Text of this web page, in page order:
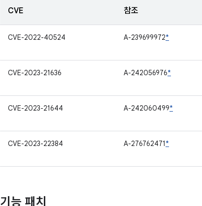
CVE 참조
CVE-2022-40524 A-239699972*
CVE-2023-21636 A-242056976*
CVE-2023-21644 A-242060499*
CVE-2023-22384 A-276762471*
기능 패치